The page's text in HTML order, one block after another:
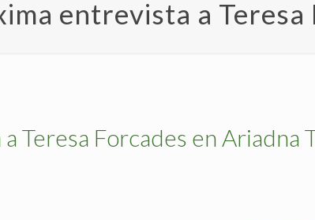
entrevista a
Teresa Forcades en Ariadna